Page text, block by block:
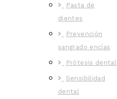
Pasta de
dientes
Prevención
sangrado encías
Prótesis dental
Sensibilidad
dental